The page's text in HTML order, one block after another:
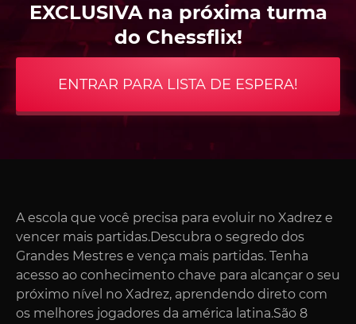
EXCLUSIVA na próxima turma
do Chessflix!
ENTRAR PARA LISTA DE ESPERA!
A escola que você precisa para evoluir no Xadrez e
vencer mais partidas.Descubra o segredo dos
Grandes Mestres e vença mais partidas. Tenha
acesso ao conhecimento chave para alcançar o seu
próximo nível no Xadrez, aprendendo direto com
os melhores jogadores da américa latina.São 8